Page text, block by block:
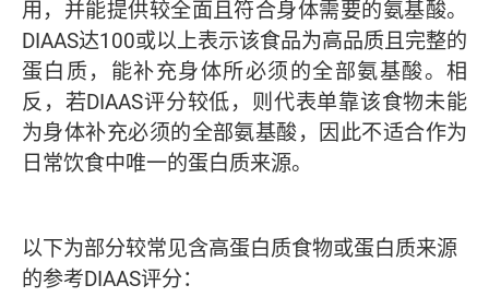
用，并能提供较全面且符合身体需要的氨基酸。
DIAAS达100或以上表示该食品为高品质且完整的
蛋白质，能补充身体所必须的全部氨基酸。相
反，若DIAAS评分较低，则代表单靠该食物未能
为身体补充必须的全部氨基酸，因此不适合作为
日常饮食中唯一的蛋白质来源。
以下为部分较常见含高蛋白质食物或蛋白质来源
的参考DIAAS评分：